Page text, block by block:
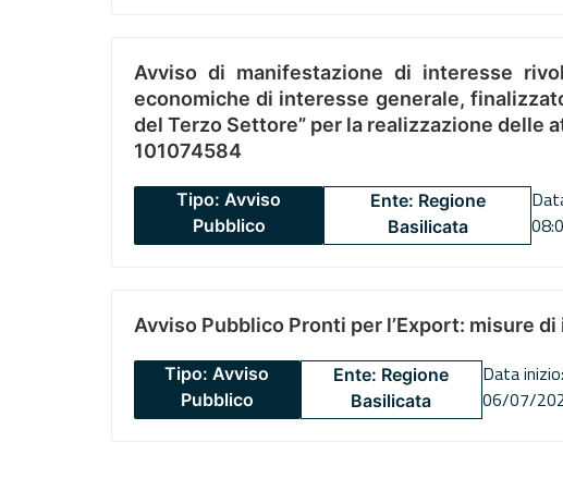
Avviso di manifestazione di interesse
economiche di interesse generale,
del Terzo Settore” per la realizzazione delle
101074584
Tipo: Avviso
Pubblico
Ente: Regione
Basilicata
Avviso Pubblico Pronti per l’Export: misure
Tipo: Avviso
Pubblico
Ente: Regione
Basilicata
Data inizio:
06/07/